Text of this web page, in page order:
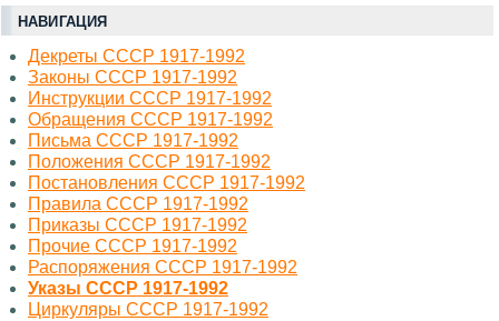
НАВИГАЦИЯ
Декреты СССР 1917-1992
Законы СССР 1917-1992
Инструкции СССР 1917-1992
Обращения СССР 1917-1992
Письма СССР 1917-1992
Положения СССР 1917-1992
Постановления СССР 1917-1992
Правила СССР 1917-1992
Приказы СССР 1917-1992
Прочие СССР 1917-1992
Распоряжения СССР 1917-1992
Указы СССР 1917-1992
Циркуляры СССР 1917-1992